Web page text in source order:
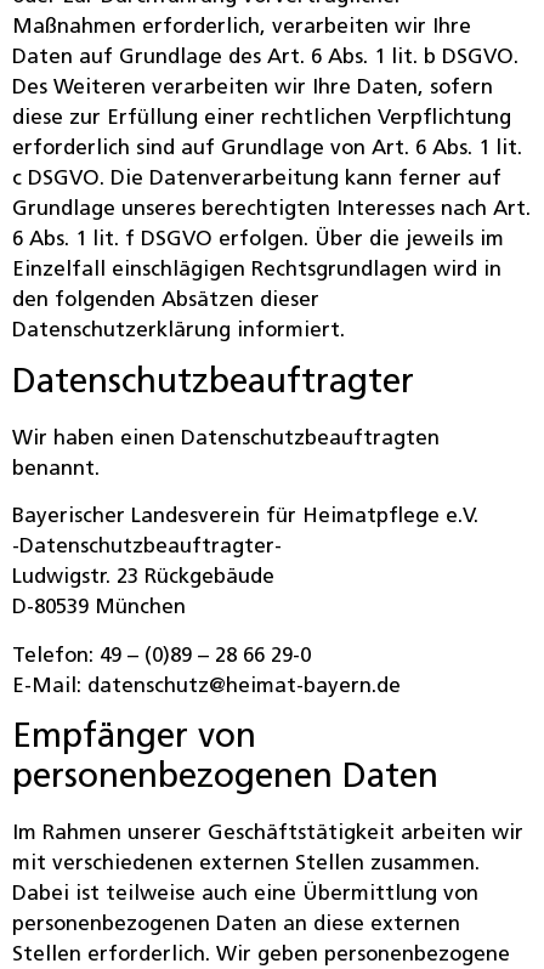
Maßnahmen erforderlich, verarbeiten wir Ihre
Daten auf Grundlage des Art. 6 Abs. 1 lit. b DSGVO.
Des Weiteren verarbeiten wir Ihre Daten, sofern
diese zur Erfüllung einer rechtlichen Verpflichtung
erforderlich sind auf Grundlage von Art. 6 Abs. 1 lit.
c DSGVO. Die Datenverarbeitung kann ferner auf
Grundlage unseres berechtigten Interesses nach Art.
6 Abs. 1 lit. f DSGVO erfolgen. Über die jeweils im
Einzelfall einschlägigen Rechtsgrundlagen wird in
den folgenden Absätzen dieser
Datenschutzerklärung informiert.
Datenschutz­beauftragter
Wir haben einen Datenschutzbeauftragten
benannt.
Bayerischer Landesverein für Heimatpflege e.V.
-Datenschutzbeauftragter-
Ludwigstr. 23 Rückgebäude
D-80539 München
Telefon: 49 – (0)89 – 28 66 29-0
E-Mail: datenschutz@heimat-bayern.de
Empfänger von
personenbezogenen Daten
Im Rahmen unserer Geschäftstätigkeit arbeiten wir
mit verschiedenen externen Stellen zusammen.
Dabei ist teilweise auch eine Übermittlung von
personenbezogenen Daten an diese externen
Stellen erforderlich. Wir geben personenbezogene